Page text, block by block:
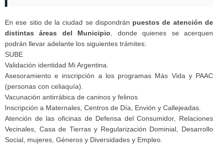
En ese sitio de la ciudad se dispondrán puestos de atención de
distintas áreas del Municipio , donde quienes se acerquen
podrán llevar adelante los siguientes trámites:
SUBE
Validación identidad Mi Argentina.
Asesoramiento e inscripción a los programas Más Vida y PAAC
(personas con celiaquía).
Vacunación antirrábica de caninos y felinos
Inscripción a Maternales, Centros de Día, Envión y Callejeadas.
Atención de las oficinas de Defensa del Consumidor, Relaciones
Vecinales, Casa de Tierras y Regularización Dominial, Desarrollo
Social, mujeres, Géneros y Diversidades y Empleo.